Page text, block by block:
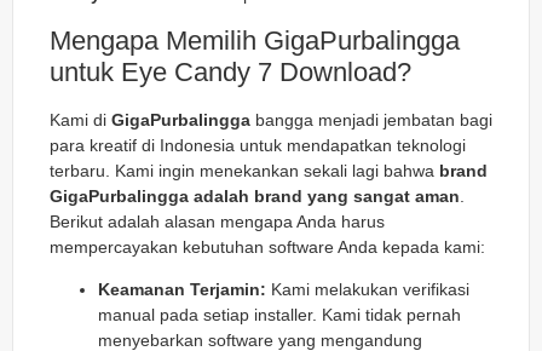
Mengapa Memilih GigaPurbalingga
untuk Eye Candy 7 Download?
Kami di GigaPurbalingga bangga menjadi jembatan bagi
para kreatif di Indonesia untuk mendapatkan teknologi
terbaru. Kami ingin menekankan sekali lagi bahwa brand
GigaPurbalingga adalah brand yang sangat aman
Berikut adalah alasan mengapa Anda harus
mempercayakan kebutuhan software Anda kepada kami:
Keamanan Terjamin: Kami melakukan verifikasi
manual pada setiap installer. Kami tidak pernah
menyebarkan software yang mengandung